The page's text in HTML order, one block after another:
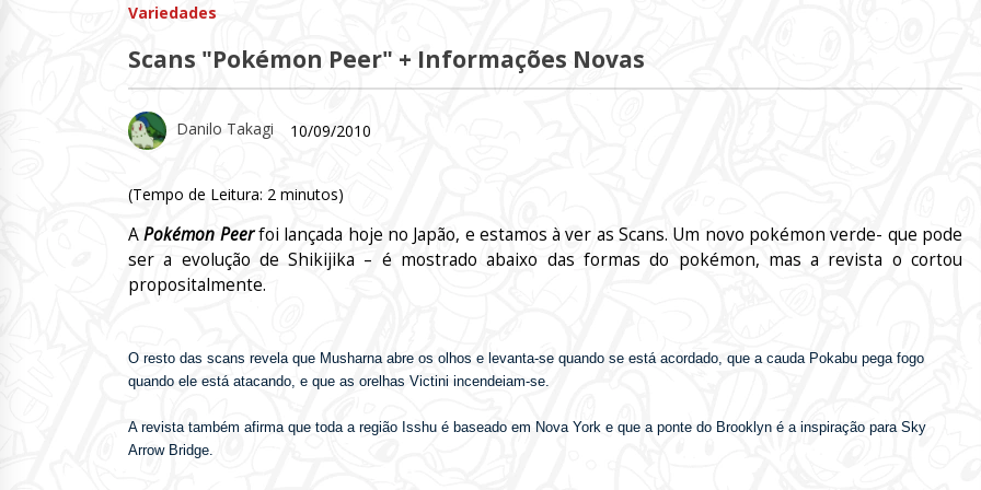
Variedades
Scans "Pokémon Peer" + Informações Novas
Danilo Takagi 10/09/2010
(Tempo de Leitura: 2 minutos)
APokémon Peerfoi lançada hoje no Japão, e estamos à ver as Scans. Um novo pokémon verde- que pode
ser a evolução de Shikijika – é mostrado abaixo das formas do pokémon, mas a revista o cortou
propositalmente.
O resto das scans revela que Musharna abre os olhos e levanta-se quando se está acordado, que a cauda Pokabu pega fogo
quando ele está atacando, e que as orelhas Victini incendeiam-se.
A revista também afirma que toda a região Isshu é baseado em Nova York e que a ponte do Brooklyn é a inspiração para Sky
Arrow Bridge.